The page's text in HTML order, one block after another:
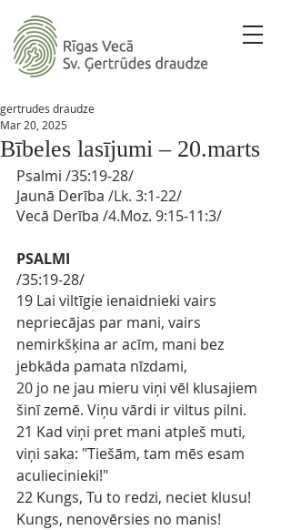
Bībeles lasījumi – 20.marts
gertrudes draudze
Mar 20, 2025
Psalmi /35:19-28/
Jaunā Derība /Lk. 3:1-22/
Vecā Derība /4.Moz. 9:15-11:3/
PSALMI
/35:19-28/
19 Lai viltīgie ienaidnieki vairs
nepriecājas par mani, vairs
nemirkšķina ar acīm, mani bez
jebkāda pamata nīzdami,
20 jo ne jau mieru viņi vēl klusajiem
šinī zemē. Viņu vārdi ir viltus pilni.
21 Kad viņi pret mani atpleš muti,
viņi saka: "Tiešām, tam mēs esam
aculiecinieki!"
22 Kungs, Tu to redzi, neciet klusu!
Kungs, nenovērsies no manis!